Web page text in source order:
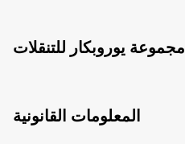
مجموعة يوروبكار للتنقلات
المعلومات القانونية